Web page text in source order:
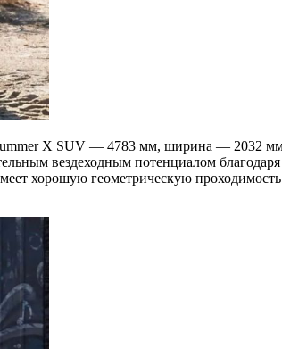
X SUV — 4783 мм, ширина — 2032
вездеходным потенциалом
хорошую геометрическую